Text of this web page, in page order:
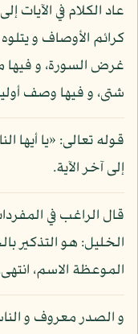
عاد الكلام في الآيات
كرائم الأوصاف و
غرض السورة، و
شتى، و فيها وصف
قوله تعالى: «يا
إلى آخر الآية.
قال الراغب في
الخليل: هو التذكير
الموعظة الاسم،
و الصدر معروف و